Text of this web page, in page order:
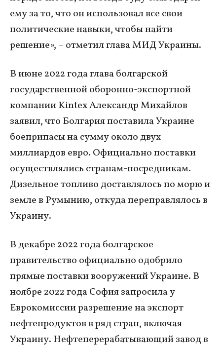
ему за то, что он использовал все свои
политические навыки, чтобы найти
решение», – отметил глава МИД Украины.
В июне 2022 года глава болгарской
государственной оборонно-экспортной
компании Kintex Александр Михайлов
заявил, что Болгария поставила Украине
боеприпасы на сумму около двух
миллиардов евро. Официально поставки
осуществлялись странам-посредникам.
Дизельное топливо доставлялось по морю и
земле в Румынию, откуда переправлялось в
Украину.
В декабре 2022 года болгарское
правительство официально одобрило
прямые поставки вооружений Украине. В
ноябре 2022 года София запросила у
Еврокомиссии разрешение на экспорт
нефтепродуктов в ряд стран, включая
Украину. Нефтеперерабатывающий завод в